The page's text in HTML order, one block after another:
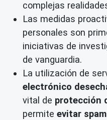
complejas
Las medidas
personales son
iniciativas de
de vanguardia.
La utilización de
electrónico
vital de protección
permite evitar spam